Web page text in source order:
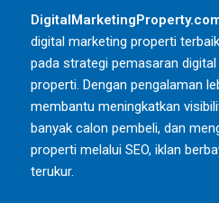
digital marketing properti
pada strategi pemasaran
properti. Dengan pengalaman
membantu meningkatkan
banyak calon pembeli, dan
properti melalui SEO, iklan
terukur.